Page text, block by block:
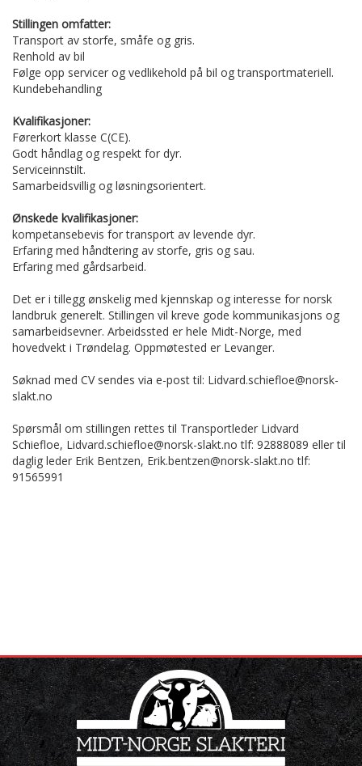
Stillingen omfatter:
Transport av storfe, småfe og gris.
Renhold av bil
Følge opp servicer og vedlikehold på bil og transportmateriell.
Kundebehandling
Kvalifikasjoner:
Førerkort klasse C(CE).
Godt håndlag og respekt for dyr.
Serviceinnstilt.
Samarbeidsvillig og løsningsorientert.
Ønskede kvalifikasjoner:
kompetansebevis for transport av levende dyr.
Erfaring med håndtering av storfe, gris og sau.
Erfaring med gårdsarbeid.
Det er i tillegg ønskelig med kjennskap og interesse for norsk
landbruk generelt. Stillingen vil kreve gode kommunikasjons og
samarbeidsevner. Arbeidssted er hele Midt-Norge, med
hovedvekt i Trøndelag. Oppmøtested er Levanger.
Søknad med CV sendes via e-post til: Lidvard.schiefloe@norsk-
slakt.no
Spørsmål om stillingen rettes til Transportleder Lidvard
Schiefloe, Lidvard.schiefloe@norsk-slakt.no tlf: 92888089 eller til
daglig leder Erik Bentzen, Erik.bentzen@norsk-slakt.no tlf:
91565991